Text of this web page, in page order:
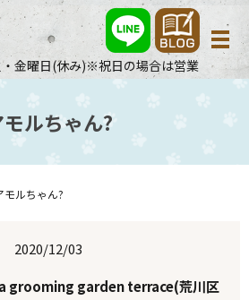
・金曜日(休み)※祝日の場合は営業
メ
モルちゃん?
モルちゃん?
2020/12/03
grooming garden terrace(荒川区